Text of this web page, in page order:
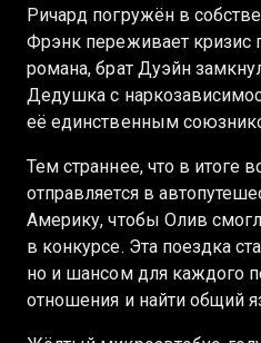
Ричард погружён в
Фрэнк переживает кризис
романа, брат Дуэйн
Дедушка с
её единственным
Тем страннее, что в итоге
отправляется в
Америку, чтобы Олив
в конкурсе. Эта поездка
но и шансом для каждого
отношения и найти общий